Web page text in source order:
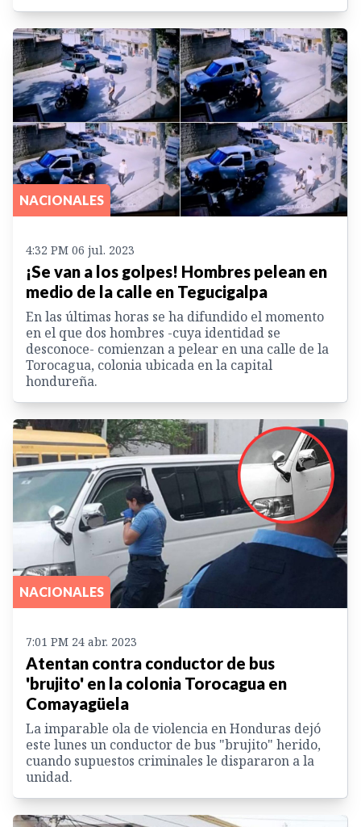
NACIONALES
4:32 PM 06 jul. 2023
¡Se van a los golpes! Hombres pelean en
medio de la calle en Tegucigalpa
En las últimas horas se ha difundido el momento
en el que dos hombres -cuya identidad se
desconoce- comienzan a pelear en una calle de la
Torocagua, colonia ubicada en la capital
hondureña.
NACIONALES
7:01 PM 24 abr. 2023
Atentan contra conductor de bus
'brujito' en la colonia Torocagua en
Comayagüela
La imparable ola de violencia en Honduras dejó
este lunes un conductor de bus "brujito" herido,
cuando supuestos criminales le dispararon a la
unidad.